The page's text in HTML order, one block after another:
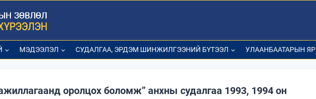
МЭДЭЭЛЭЛ СУДАЛГАА, ЭРДЭМ ШИНЖИЛГЭЭНИЙ БҮТЭЭЛ УЛААНБААТАРЫН
оролцох боломж” анхны судалгаа 1993, 1994 он